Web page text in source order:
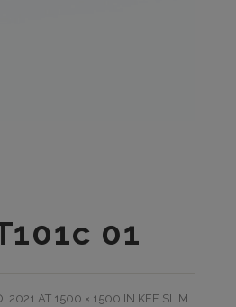
01
2021AT 1500 × 1500 IN KEF SLIM